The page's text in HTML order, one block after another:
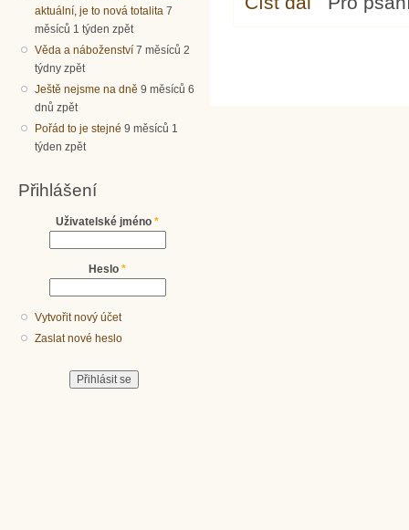
aktuální, je to nová totalita 7
měsíců 1 týden zpět
Věda a náboženství 7 měsíců 2
týdny zpět
Ještě nejsme na dně 9 měsíců 6
dnů zpět
Pořád to je stejné 9 měsíců 1
týden zpět
Přihlášení
Uživatelské jméno *
Heslo *
Vytvořit nový účet
Zaslat nové heslo